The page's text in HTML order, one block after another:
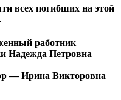
всех погибших на этой
работник
Надежда Петровна
— Ирина Викторовна